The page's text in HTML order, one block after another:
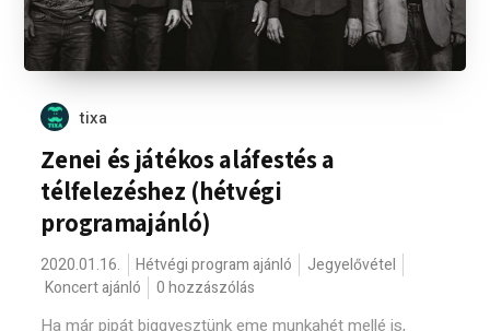
tixa
Zenei és játékos aláfestés a
télfelezéshez (hétvégi
programajánló)
2020.01.16. Hétvégi program ajánló
Jegyelővétel
Koncert ajánló
0 hozzászólás
Ha már pipát biggyesztünk eme munkahét mellé is,